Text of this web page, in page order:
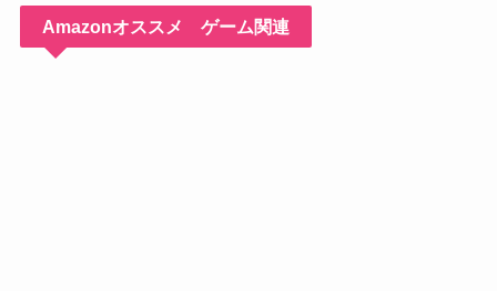
Amazonオススメ ゲーム関連